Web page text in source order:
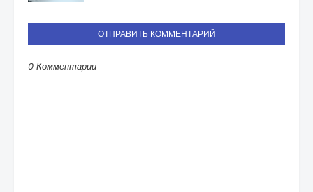
ОТПРАВИТЬ КОММЕНТАРИЙ
0 Комментарии